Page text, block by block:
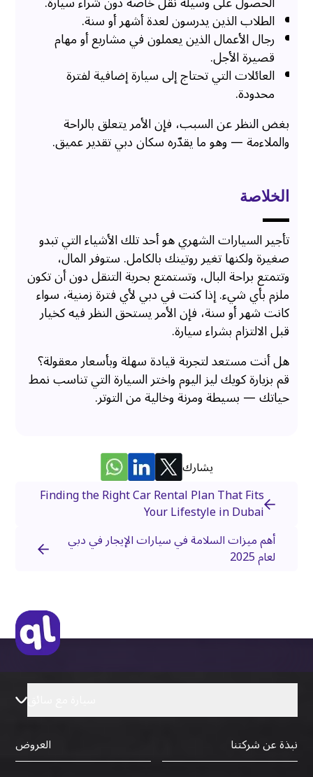
الطلاب الذين يدرسون لعدة أشهر أو سنة.
رجال الأعمال الذين يعملون في مشاريع أو مهام
قصيرة الأجل.
العائلات التي تحتاج إلى سيارة إضافية لفترة
محدودة.
بغض النظر عن السبب، فإن الأمر يتعلق بالراحة
والملاءمة — وهو ما يقدّره سكان دبي تقدير عميق.
الخلاصة
تأجير السيارات الشهري هو أحد تلك الأشياء التي تبدو
صغيرة ولكنها تغير روتينك بالكامل. ستوفر المال،
وتتمتع براحة البال، وتستمتع بحرية التنقل دون أن تكون
ملزم بأي شيء. إذا كنت في دبي لأي فترة زمنية، سواء
كانت شهر أو سنة، فإن الأمر يستحق النظر فيه كخيار
قبل الالتزام بشراء سيارة.
هل أنت مستعد لتجربة قيادة سهلة وبأسعار معقولة؟
قم بزيارة كويك ليز اليوم واختر السيارة التي تناسب نمط
حياتك — بسيطة ومرنة وخالية من التوتر.
يشارك
Finding the Right Car Rental Plan That Fits
Your Lifestyle in Dubai
أهم ميزات السلامة في سيارات الإيجار في دبي
لعام 2025
نبذة عن شركتنا
العروض